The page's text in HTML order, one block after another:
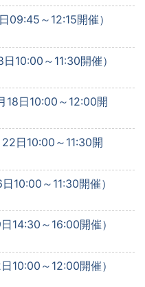
09:45～12:15開催）
10:00～11:30開催）
18日10:00～12:00開
日10:00～11:30開
10:00～11:30開催）
14:30～16:00開催）
10:00～12:00開催）